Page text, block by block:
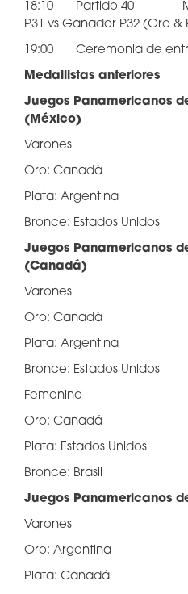
18:10 Partido 40
P31 vs Ganador P32 (Oro &
19:00 Ceremonia de
Medallistas anteriores
Juegos Panamericanos
(México)
Varones
Oro: Canadá
Plata: Argentina
Bronce: Estados Unidos
Juegos Panamericanos
(Canadá)
Varones
Oro: Canadá
Plata: Argentina
Bronce: Estados Unidos
Femenino
Oro: Canadá
Plata: Estados Unidos
Bronce: Brasil
Juegos Panamericanos
Varones
Oro: Argentina
Plata: Canadá